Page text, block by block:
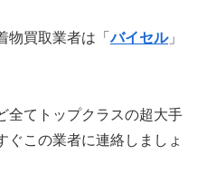
物買取業者は「バイセル」
全てトップクラスの超大手
ぐこの業者に連絡しましょ